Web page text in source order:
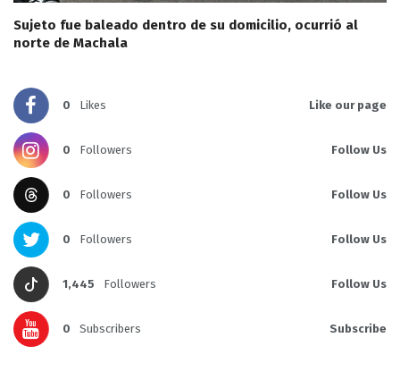
Sujeto fue baleado dentro de su domicilio, ocurrió al
norte de Machala
0 Likes Like our page
0 Followers Follow Us
0 Followers Follow Us
0 Followers Follow Us
1,445 Followers Follow Us
0 Subscribers Subscribe